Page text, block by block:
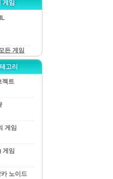
게임
든 게임
고리
젝트
게임
게임
노이드